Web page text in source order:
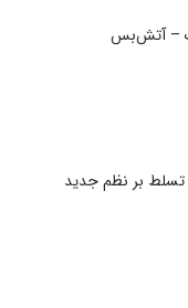
– آتش‌بس
تسلط بر نظم جدید